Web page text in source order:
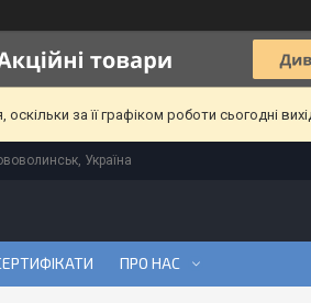
за її графіком роботи сьогодні
Україна
ПРО НАС